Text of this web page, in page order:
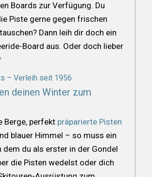
Boards zur Verfügung. Du
Piste gerne gegen frischen
Dann leih dir doch ein
Board aus. Oder doch lieber
– Verleih seit 1956
deinen Winter zum
Berge, perfekt präparierte Pisten
blauer Himmel – so muss ein
dem du als erster in der Gondel
die Pisten wedelst oder dich